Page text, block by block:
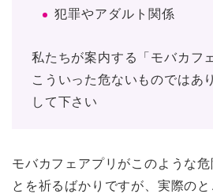
犯罪やアダルト関係
私たちが案内する「モバカフ
こういった危ないものではあ
して下さい
モバカフェアプリがこのような
とを祈るばかりですが、実際の